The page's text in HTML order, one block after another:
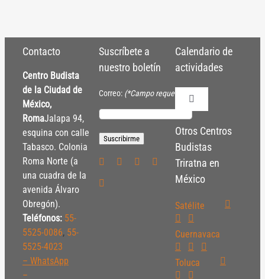
Contacto
Centro Budista
de la Ciudad de
México,
RomaJalapa 94,
esquina con calle
Tabasco. Colonia
Roma Norte (a
una cuadra de la
avenida Álvaro
Obregón).
Teléfonos: 55-
5525-0086, 55-
5525-4023
– WhatsApp
–
Suscríbete a
nuestro boletín
Correo: (*Campo requerido)
Calendario de
actividades
Toggle
Navigation
Políticas de
Políticas Internas
Pautas Éticas
Otros Centros
Budistas
Triratna en
México
Satélite
Cuernavaca
Toluca